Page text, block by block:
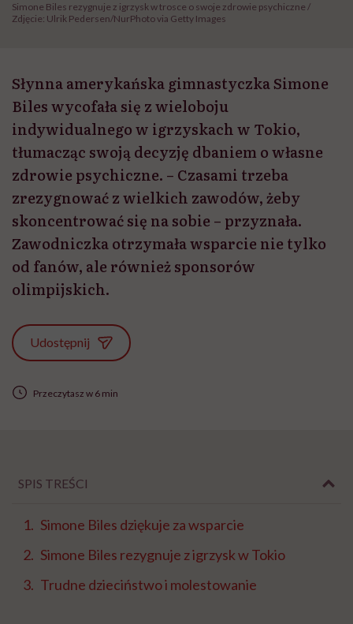
Simone Biles rezygnuje z igrzysk w trosce o swoje zdrowie psychiczne /
Zdjęcie: Ulrik Pedersen/NurPhoto via Getty Images
Słynna amerykańska gimnastyczka Simone
Biles wycofała się z wieloboju
indywidualnego w igrzyskach w Tokio,
tłumacząc swoją decyzję dbaniem o własne
zdrowie psychiczne. – Czasami trzeba
zrezygnować z wielkich zawodów, żeby
skoncentrować się na sobie – przyznała.
Zawodniczka otrzymała wsparcie nie tylko
od fanów, ale również sponsorów
olimpijskich.
Udostępnij
Przeczytasz w 6 min
SPIS TREŚCI
Simone Biles dziękuje za wsparcie
Simone Biles rezygnuje z igrzysk w Tokio
Trudne dzieciństwo i molestowanie